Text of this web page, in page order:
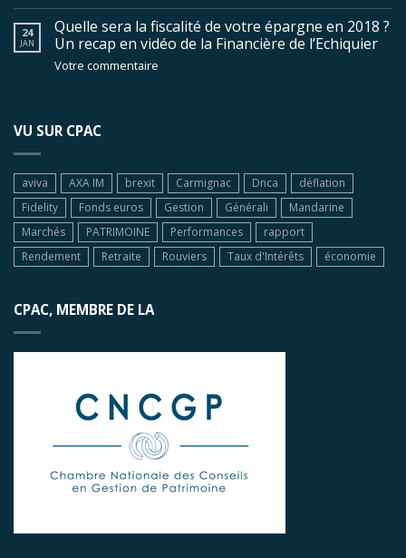
24
JAN
Quelle sera la fiscalité de votre épargne en 2018 ?
Un recap en vidéo de la Financière de l’Echiquier
Votre commentaire
VU SUR CPAC
aviva AXA IM brexit Carmignac Dnca
déflation
Fidelity
Fonds euros Gestion Générali
Mandarine
Marchés
PATRIMOINE Performances
rapport
Rendement
Retraite Rouviers Taux d'Intérêts économie
CPAC, MEMBRE DE LA